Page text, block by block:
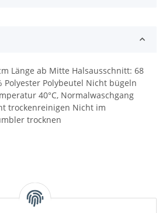
Länge ab Mitte Halsausschnitt: 68
Polyester Polybeutel Nicht bügeln
40°C, Normalwaschgang
trockenreinigen Nicht im
trocknen